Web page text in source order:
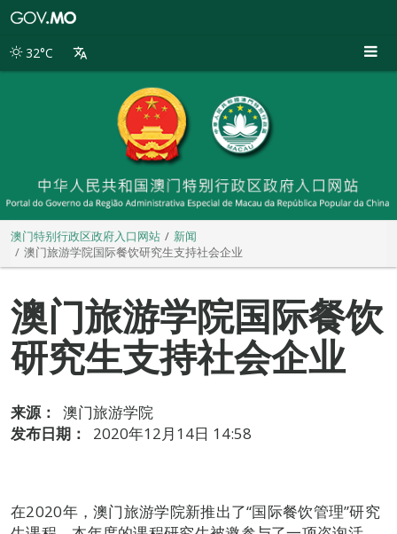
别
32°C
澳门特别行政区政府入口网站
新闻
澳门旅游学院国际餐饮研究生支持社会企业
澳门旅游学院国际餐饮
研究生支持社会企业
来源：
澳门旅游学院
发布日期：
2020年12月14日 14:58
在2020年，澳门旅游学院新推出了“国际餐饮管理”研究